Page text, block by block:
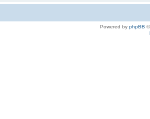
Powered by phpBB